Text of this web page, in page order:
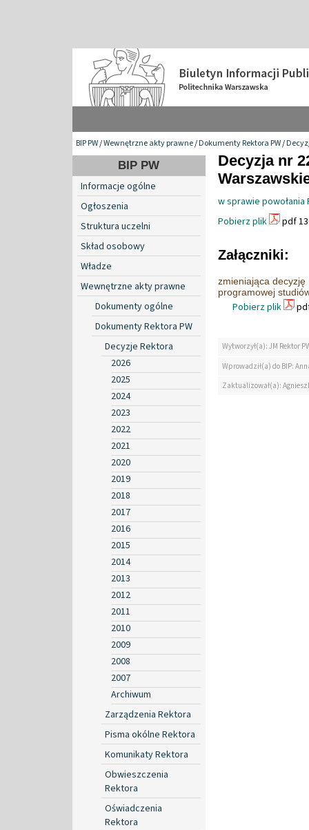
BIP PW/Wewnętrzne akty prawne/Dokumenty Rektora PW/
BIP PW
Informacje ogólne
Ogłoszenia
Struktura uczelni
Skład osobowy
Władze
Wewnętrzne akty prawne
Dokumenty ogólne
Dokumenty Rektora PW
Decyzje Rektora
2026
2025
2024
2023
2022
2021
2020
2019
2018
2017
2016
2015
2014
2013
2012
2011
2010
2009
2008
2007
Archiwum
Zarządzenia Rektora
Pisma okólne Rektora
Komunikaty Rektora
Obwieszczenia
Rektora
Oświadczenia
Rektora
Decyzja nr
w sprawie
Pobierz plik
pdf
Załączniki:
zmieniająca decyzję
programowej
Pobierz plik
Wytworzył(a): JM Rektor
Wprowadził(a) do BIP:
Zaktualizował(a):